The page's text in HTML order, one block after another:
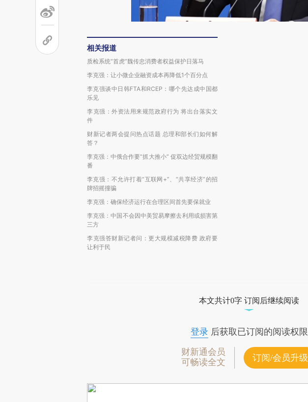
相关报道
质检系统“首虎”魏传忠消费者权益保护日落马
李克强：让小微企业融资成本再降低1个百分点
李克强谈中日韩FTA和RCEP：哪个先达成中国都
乐见
李克强：外资法用来规范政府行为 将出台落实文
件
财新记者两会提问热点话题 总理和部长们如何解
答？
李克强：中俄合作要“抓大推小” 促双边经贸规模翻
番
李克强：不允许打着“互联网+”、“共享经济”的招
牌招摇撞骗
李克强：确保经济运行在合理区间首先要保就业
李克强：中国不会因中美贸易摩擦去利用或损害第
三方
李克强答财新记者问：更大规模减税降费 政府要
让利于民
本文共计0字 订阅后继续阅读
登录后获取已订阅的阅读权限
财新通会员
可畅读全文
订阅/会员升级